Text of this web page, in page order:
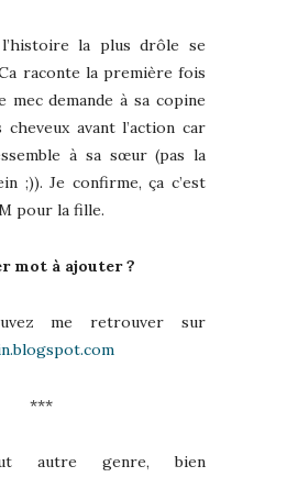
la plus drôle se
raconte la première fois
mec demande à sa copine
cheveux avant l’action car
à sa sœur (pas la
;)). Je confirme, ça c’est
pour la fille.
mot à ajouter ?
me retrouver sur
***
autre genre, bien